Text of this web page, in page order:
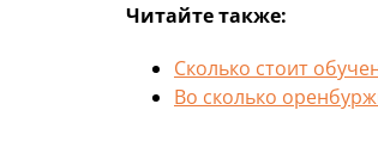
Читайте также:
Сколько стоит
Во сколько